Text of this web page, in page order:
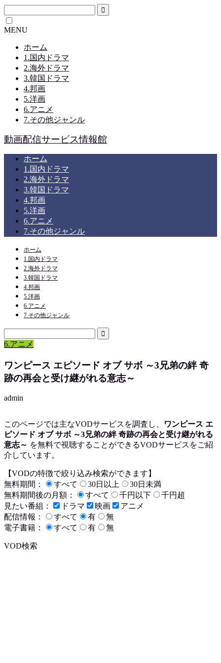
MENU
ホーム
1.国内ドラマ
2.海外ドラマ
3.韓国ドラマ
4.邦画
5.洋画
6.アニメ
7.その他ジャンル
動画配信サービス情報館
ホーム
1.国内ドラマ
2.海外ドラマ
3.韓国ドラマ
4.邦画
5.洋画
6.アニメ
7.その他ジャンル
ホーム
1.国内ドラマ
2.海外ドラマ
3.韓国ドラマ
4.邦画
5.洋画
6.アニメ
7.その他ジャンル
6.アニメ
ワンピース エピソード オブ サボ ～3兄弟の絆 奇
跡の再会と受け継がれる意志～
admin
このページでは主なVODサービスを調査し、
ワンピース エ
ピソード オブ サボ ～3兄弟の絆 奇跡の再会と受け継がれる
意志～ を無料で視聴することができるVODサービスをご紹
介しています。
【VODの特徴で絞り込み検索ができます】
無料期間：
すべて 30日以上
30日未満
無料期間後の月額：
すべて 千円以下
千円超
見たい番組：
ドラマ 映画
アニメ
配信情報：
すべて 有
無
電子書籍：
すべて 有 無
VOD検索